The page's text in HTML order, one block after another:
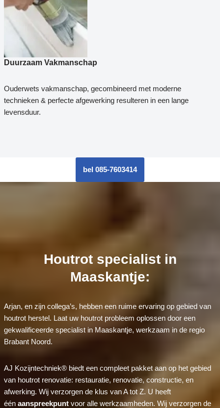
Duurzaam Vakmanschap
Ouderwets vakmanschap, gecombineerd met moderne
technieken & perfecte afgewerking resulteren in een lange
levensduur.
bel 085-7603414
Houtrot specialist in
Maaskantje:
Arjan, en zijn collega’s, hebben een ruime ervaring op gebied van
houtrot herstel. Laat uw houtrot probleem oplossen door een
gekwalificeerde specialist in Maaskantje, werkzaam in de regio
Brabant Noord.
AJ Kozijntechniek® biedt een compleet pakket aan op het gebied
van houtrot renovatie: restauratie, renovatie, constructie, en
afwerking. Wij verzorgen de klus van A tot Z. U heeft
één aanspreekpuntvoor alle werkzaamheden. Wij verzorgen de